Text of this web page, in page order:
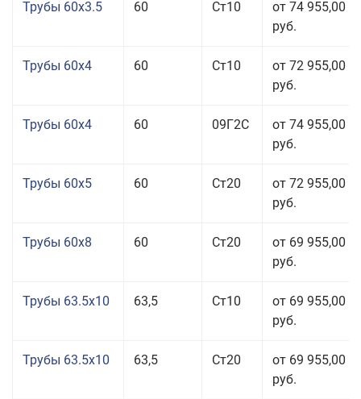
Трубы 60x3.5 60 Ст10
от 74 955,00
руб.
Трубы 60x4 60 Ст10
от 72 955,00
руб.
Трубы 60x4 60 09Г2С
от 74 955,00
руб.
Трубы 60x5 60 Ст20
от 72 955,00
руб.
Трубы 60x8 60 Ст20
от 69 955,00
руб.
Трубы 63.5x10 63,5 Ст10
от 69 955,00
руб.
Трубы 63.5x10 63,5 Ст20
от 69 955,00
руб.